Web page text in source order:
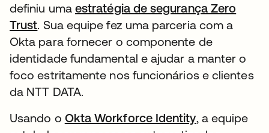
definiu uma estratégia de segurança Zero
Trust . Sua equipe fez uma parceria com a
Okta para fornecer o componente de
identidade fundamental e ajudar a manter o
foco estritamente nos funcionários e clientes
da NTT DATA.
Usando o Okta Workforce Identity, a equipe